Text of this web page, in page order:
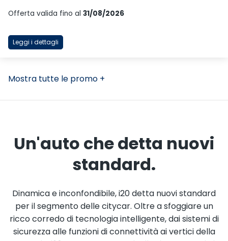
Offerta valida fino al 31/08/2026
Leggi i dettagli
Mostra tutte le promo +
Un'auto che detta nuovi
standard.
Dinamica e inconfondibile, i20 detta nuovi standard
per il segmento delle citycar. Oltre a sfoggiare un
ricco corredo di tecnologia intelligente, dai sistemi di
sicurezza alle funzioni di connettività ai vertici della